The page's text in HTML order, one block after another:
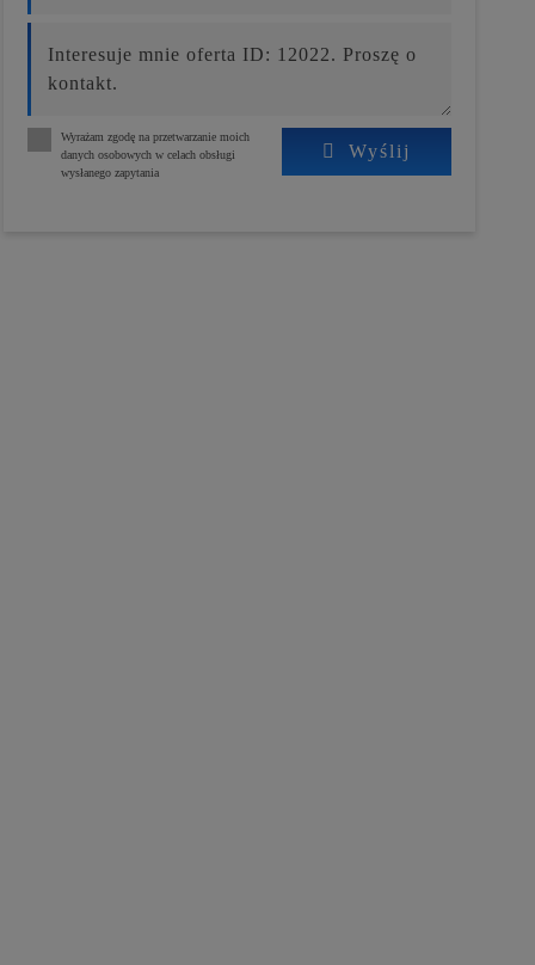
Wyrażam zgodę na przetwarzanie moich
danych osobowych w celach obsługi
wysłanego zapytania
Wyślij